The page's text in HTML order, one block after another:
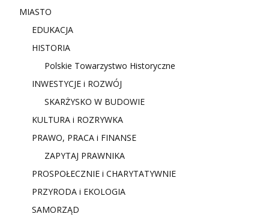
MIASTO
EDUKACJA
HISTORIA
Polskie Towarzystwo Historyczne
INWESTYCJE i ROZWÓJ
SKARŻYSKO W BUDOWIE
KULTURA i ROZRYWKA
PRAWO, PRACA i FINANSE
ZAPYTAJ PRAWNIKA
PROSPOŁECZNIE i CHARYTATYWNIE
PRZYRODA i EKOLOGIA
SAMORZĄD